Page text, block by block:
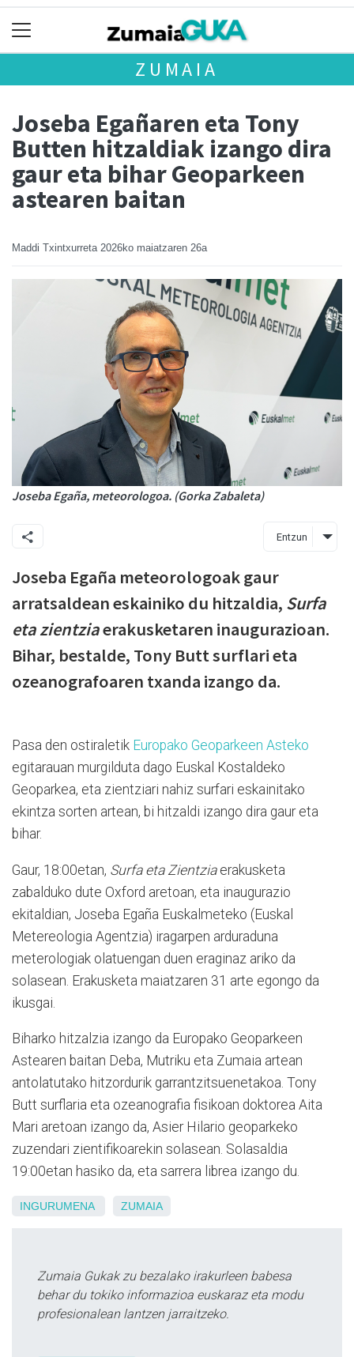
ZUMAIA
Joseba Egañaren eta Tony
Butten hitzaldiak izango dira
gaur eta bihar Geoparkeen
astearen baitan
Maddi Txintxurreta 2026ko maiatzaren 26a
Joseba Egaña, meteorologoa. (Gorka Zabaleta)
Entzun
Joseba Egaña meteorologoak gaur
arratsaldean eskainiko du hitzaldia, Surfa
eta zientziaerakusketaren inaugurazioan.
Bihar, bestalde, Tony Butt surflari eta
ozeanografoaren txanda izango da.
Pasa den ostiraletik Europako Geoparkeen Asteko
egitarauan murgilduta dago Euskal Kostaldeko
Geoparkea, eta zientziari nahiz surfari eskainitako
ekintza sorten artean, bi hitzaldi izango dira gaur eta
bihar.
Gaur, 18:00etan, Surfa eta Zientziaerakusketa
zabalduko dute Oxford aretoan, eta inaugurazio
ekitaldian, Joseba Egaña Euskalmeteko (Euskal
Metereologia Agentzia) iragarpen arduraduna
meterologiak olatuengan duen eraginaz ariko da
solasean. Erakusketa maiatzaren 31 arte egongo da
ikusgai.
Biharko hitzalzia izango da Europako Geoparkeen
Astearen baitan Deba, Mutriku eta Zumaia artean
antolatutako hitzordurik garrantzitsuenetakoa. Tony
Butt surflaria eta ozeanografia fisikoan doktorea Aita
Mari aretoan izango da, Asier Hilario geoparkeko
zuzendari zientifikoarekin solasean. Solasaldia
19:00etan hasiko da, eta sarrera librea izango du.
INGURUMENA ZUMAIA
Zumaia Gukak zu bezalako irakurleen babesa
behar du tokiko informazioa euskaraz eta modu
profesionalean lantzen jarraitzeko.